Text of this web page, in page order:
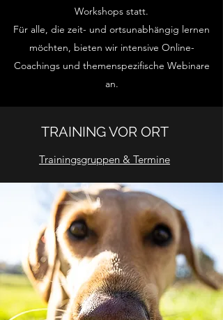
Workshops statt.
Für alle, die zeit- und ortsunabhängig lernen
möchten, bieten wir intensive Online-
Coachings und themenspezifische Webinare
an.
TRAINING VOR ORT
Trainingsgruppen & Termine